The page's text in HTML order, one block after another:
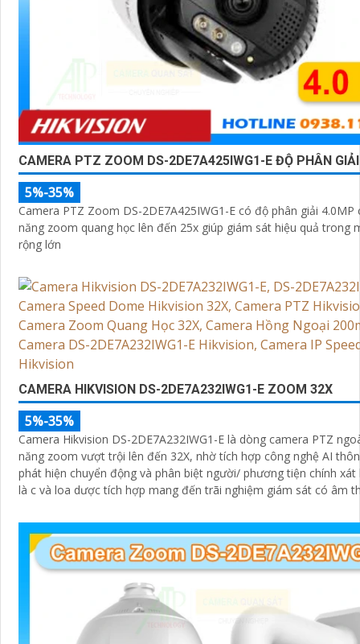
CAMERA PTZ ZOOM DS-2DE7A425IWG1-E ĐỘ PHÂN
5%-35%
Camera PTZ Zoom DS-2DE7A425IWG1-E có độ phân giải 4.0MP
năng zoom quang học lên đến 25x giúp giám sát hiệu quả trong
rộng lớn
CAMERA HIKVISION DS-2DE7A232IWG1-E ZOOM 32X
5%-35%
Camera Hikvision DS-2DE7A232IWG1-E là dòng camera PTZ
năng zoom vượt trội lên đến 32X, nhờ tích hợp công nghệ AI
phát hiện chuyển động và phân biệt người/ phương tiện chính
là c và loa dược tích hợp mang đến trãi nghiệm giám sát có âm